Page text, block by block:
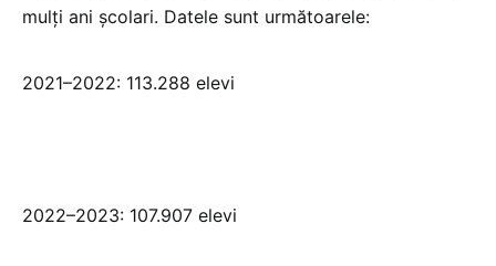
mulți ani școlari. Datele sunt următoarele:
2021–2022: 113.288 elevi
2022–2023: 107.907 elevi